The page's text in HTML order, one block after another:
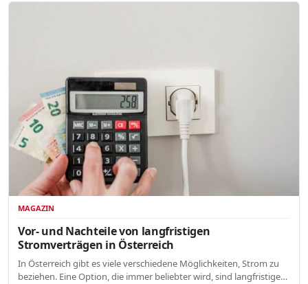
MAGAZIN
Vor- und Nachteile von langfristigen
Stromverträgen in Österreich
In Österreich gibt es viele verschiedene Möglichkeiten, Strom zu
beziehen. Eine Option, die immer beliebter wird, sind langfristige…